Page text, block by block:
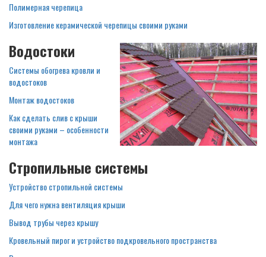
Полимерная черепица
Изготовление керамической черепицы своими руками
Водостоки
Системы обогрева кровли и
водостоков
Монтаж водостоков
Как сделать слив с крыши
своими руками – особенности
монтажа
Стропильные системы
Устройство стропильной системы
Для чего нужна вентиляция крыши
Вывод трубы через крышу
Кровельный пирог и устройство подкровельного пространства